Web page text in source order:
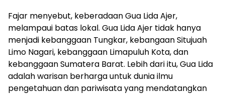
Fajar menyebut, keberadaan Gua Lida Ajer,
melampaui batas lokal. Gua Lida Ajer tidak hanya
menjadi kebanggaan Tungkar, kebangaan Situjuah
Limo Nagari, kebanggaan Limapuluh Kota, dan
kebanggaan Sumatera Barat. Lebih dari itu, Gua Lida
adalah warisan berharga untuk dunia ilmu
pengetahuan dan pariwisata yang mendatangkan